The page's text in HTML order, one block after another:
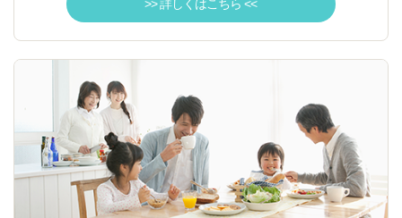
>> 詳しくはこちら <<